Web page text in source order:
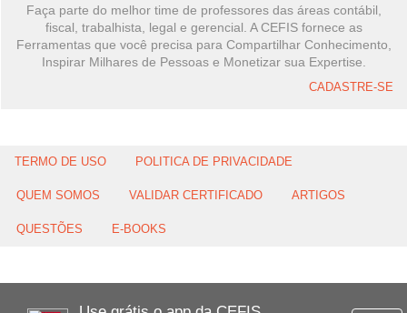
Faça parte do melhor time de professores das áreas contábil,
fiscal, trabalhista, legal e gerencial. A CEFIS fornece as
Ferramentas que você precisa para Compartilhar Conhecimento,
Inspirar Milhares de Pessoas e Monetizar sua Expertise.
CADASTRE-SE
TERMO DE USO POLITICA DE PRIVACIDADE
QUEM SOMOS VALIDAR CERTIFICADO ARTIGOS
QUESTÕES E-BOOKS